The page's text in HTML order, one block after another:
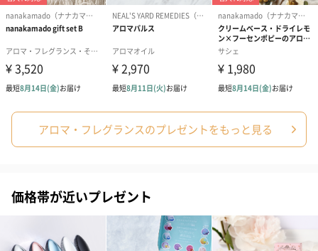
※本品は香立が付属しておりません。
ご使用の際は別途、香立・香皿・香炉など不燃性の容
器を使って焚いてください。
内容量：約95g
長さ：約9cm
【成分】
タブ粉、香料
It Beauté
【外装サイズ】
1箱：幅2.2cmX縦9cmX高さ12.1cm
【賞味期限】
製造から2年
なし
＜東方美人ローズ＞
発酵茶（台湾）、ローズレッド
アロマ・フレグランスのプレゼントをもっと見る
価格帯が近いプレゼント